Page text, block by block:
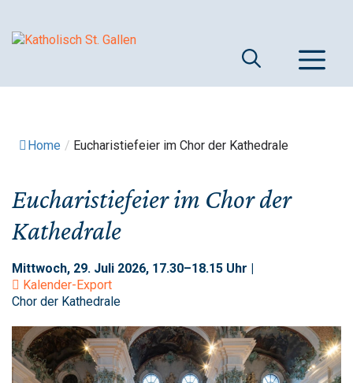
Inhalt
Home / Eucharistiefeier im Chor der Kathedrale
Eucharistiefeier im Chor der
Kathedrale
Mittwoch, 29. Juli 2026, 17.30–18.15 Uhr |
Kalender-Export
Chor der Kathedrale